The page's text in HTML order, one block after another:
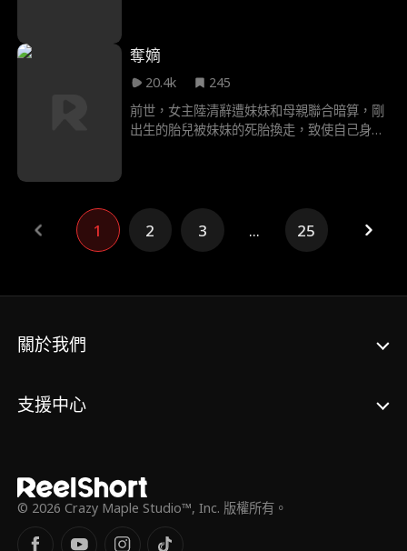
回到了二十年前，這一次，面對醜惡狠毒的養
女，蘇建強不再聽之任之，一步一步瓦解養女
的手段，並在茫茫人海中，尋找回自己的親生
女兒...
奪嫡
20.4k
245
前世，女主陸清辭遭妹妹和母親聯合暗算，剛
出生的胎兒被妹妹的死胎換走，致使自己身敗
1 2 3 ... 25
關於我們
支援中心
© 2026 Crazy Maple Studio™, Inc. 版權所有。